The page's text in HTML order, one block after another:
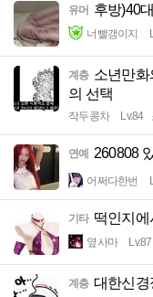
유머 후방)40
너빨갱이지
계층 소년만화
의 선택
작두콩차 Lv.84
연예 260808
어쩌다한번
기타 떡인지에
옆사마 Lv.87
계층 대한신경